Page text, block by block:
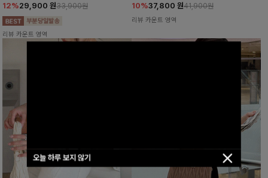
오늘 하루 보지 않기
12%29,900 원33,900원
리뷰 카운트 영역
10%37,800 원41,900원
리뷰 카운트 영역